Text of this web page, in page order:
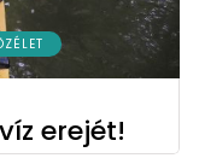
erejét!